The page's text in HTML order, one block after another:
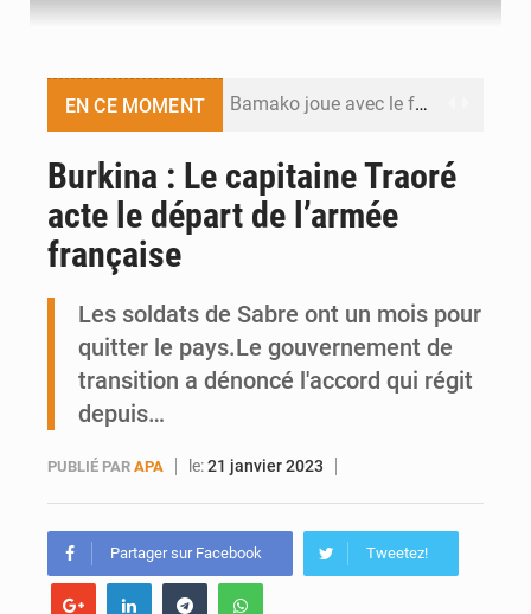
EN CE MOMENT Bamako joue avec le feu
AfroBasket U18 : Le Mali défend sa double couronne à Abidjan
Burkina : Le capitaine Traoré
acte le départ de l’armée
française
Les soldats de Sabre ont un mois pour
quitter le pays.Le gouvernement de
transition a dénoncé l'accord qui régit
depuis…
PUBLIÉ PAR APA le:21 janvier 2023
Partager sur Facebook Tweetez!